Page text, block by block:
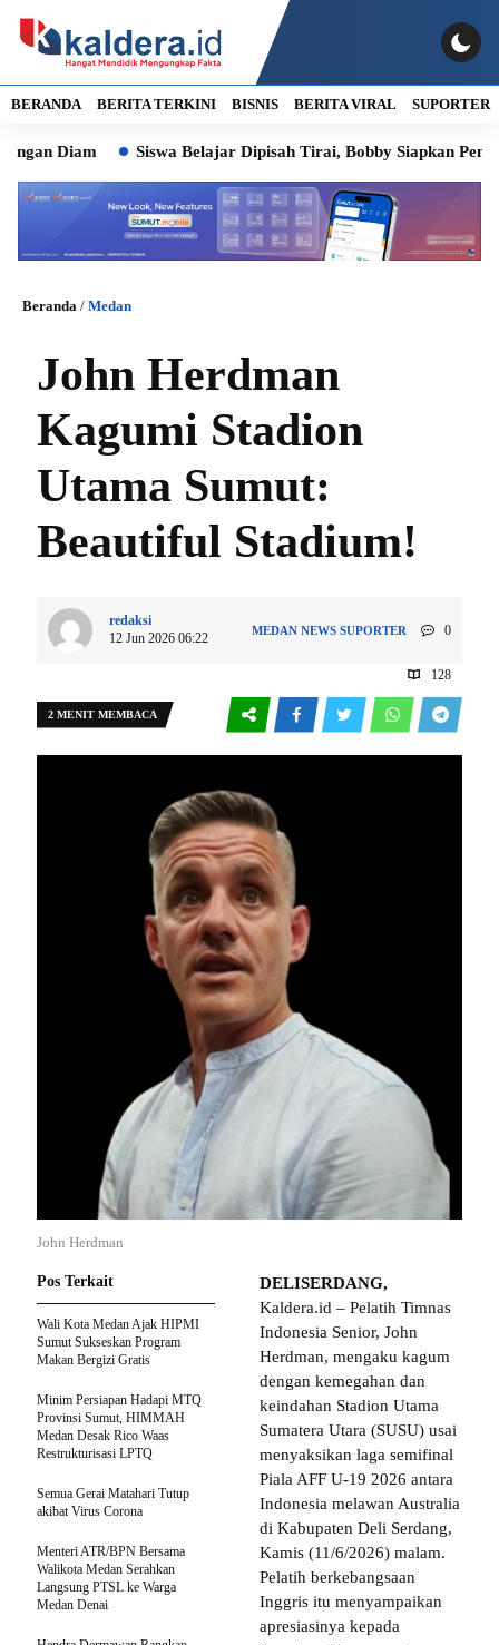
BERANDA BERITA TERKINI BISNIS BERITA VIRAL SUPORTER
Siswa Belajar Dipisah Tirai, Bobby Siapkan
Beranda / Medan
John Herdman
Kagumi Stadion
Utama Sumut:
Beautiful Stadium!
redaksi
12 Jun 2026 06:22
MEDAN NEWS SUPORTER 0
128
2 MENIT MEMBACA
John Herdman
DELISERDANG,
Kaldera.id – Pelatih Timnas
Indonesia Senior, John
Herdman, mengaku kagum
dengan kemegahan dan
keindahan Stadion Utama
Sumatera Utara (SUSU) usai
menyaksikan laga semifinal
Piala AFF U-19 2026 antara
Indonesia melawan Australia
di Kabupaten Deli Serdang,
Kamis (11/6/2026) malam.
Pelatih berkebangsaan
Inggris itu menyampaikan
apresiasinya kepada
Pos Terkait
Wali Kota Medan Ajak HIPMI
Sumut Sukseskan Program
Makan Bergizi Gratis
Minim Persiapan Hadapi MTQ
Provinsi Sumut, HIMMAH
Medan Desak Rico Waas
Restrukturisasi LPTQ
Semua Gerai Matahari Tutup
akibat Virus Corona
Menteri ATR/BPN Bersama
Walikota Medan Serahkan
Langsung PTSL ke Warga
Medan Denai